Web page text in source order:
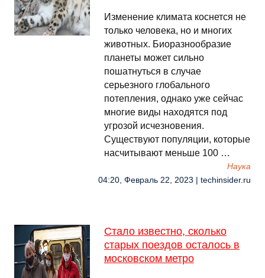
Изменение климата коснется не
только человека, но и многих
животных. Биоразнообразие
планеты может сильно
пошатнуться в случае
серьезного глобального
потепления, однако уже сейчас
многие виды находятся под
угрозой исчезновения.
Существуют популяции, которые
насчитывают меньше 100 …
Наука
04:20, Февраль 22, 2023 | techinsider.ru
Стало известно, сколько
старых поездов осталось в
московском метро